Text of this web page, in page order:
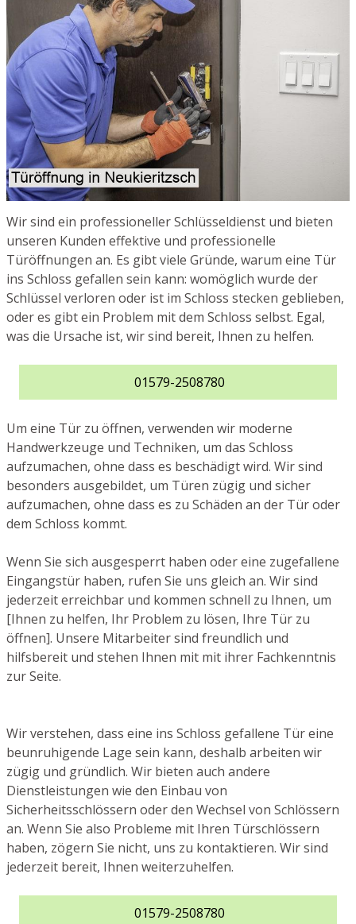
Wir sind ein professioneller Schlüsseldienst und bieten
unseren Kunden effektive und professionelle
Türöffnungen an. Es gibt viele Gründe, warum eine Tür
ins Schloss gefallen sein kann: womöglich wurde der
Schlüssel verloren oder ist im Schloss stecken geblieben,
oder es gibt ein Problem mit dem Schloss selbst. Egal,
was die Ursache ist, wir sind bereit, Ihnen zu helfen.
01579-2508780
Um eine Tür zu öffnen, verwenden wir moderne
Handwerkzeuge und Techniken, um das Schloss
aufzumachen, ohne dass es beschädigt wird. Wir sind
besonders ausgebildet, um Türen zügig und sicher
aufzumachen, ohne dass es zu Schäden an der Tür oder
dem Schloss kommt.
Wenn Sie sich ausgesperrt haben oder eine zugefallene
Eingangstür haben, rufen Sie uns gleich an. Wir sind
jederzeit erreichbar und kommen schnell zu Ihnen, um
[Ihnen zu helfen, Ihr Problem zu lösen, Ihre Tür zu
öffnen]. Unsere Mitarbeiter sind freundlich und
hilfsbereit und stehen Ihnen mit mit ihrer Fachkenntnis
zur Seite.
Wir verstehen, dass eine ins Schloss gefallene Tür eine
beunruhigende Lage sein kann, deshalb arbeiten wir
zügig und gründlich. Wir bieten auch andere
Dienstleistungen wie den Einbau von
Sicherheitsschlössern oder den Wechsel von Schlössern
an. Wenn Sie also Probleme mit Ihren Türschlössern
haben, zögern Sie nicht, uns zu kontaktieren. Wir sind
jederzeit bereit, Ihnen weiterzuhelfen.
01579-2508780